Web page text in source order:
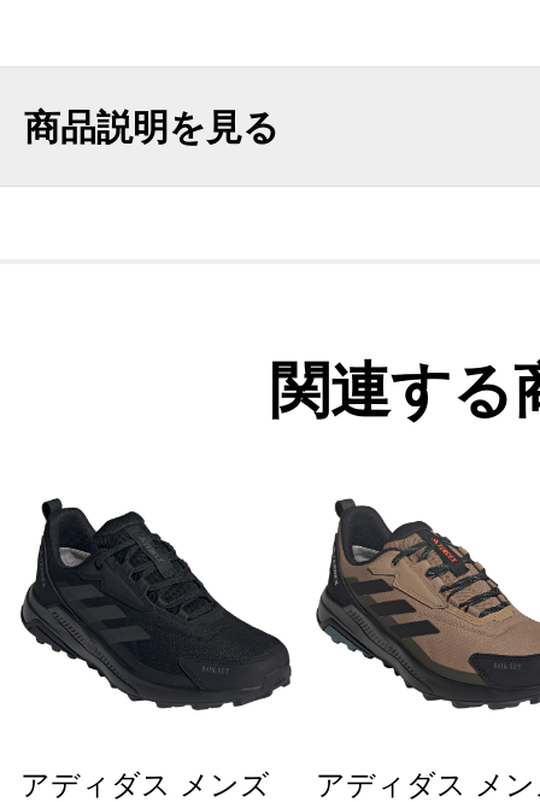
商品説明を見る
関連する
アディダス メンズ
アディダス メ